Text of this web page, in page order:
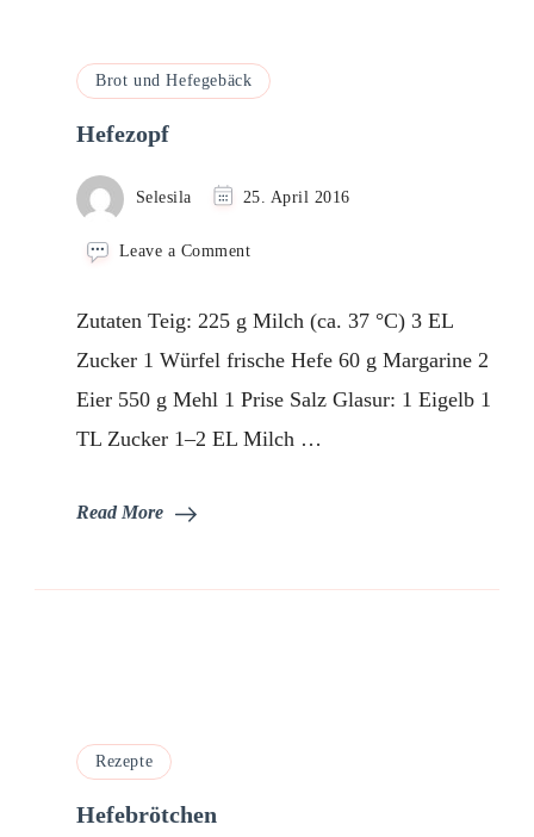
Brot und Hefegebäck
Hefezopf
Selesila 25. April 2016
Leave a Commenton
Zutaten Teig: 225 g Milch (ca. 37 °C) 3 EL
Zucker 1 Würfel frische Hefe 60 g Margarine 2
Eier 550 g Mehl 1 Prise Salz Glasur: 1 Eigelb 1
TL Zucker 1–2 EL Milch …
Read More
Rezepte
Hefebrötchen